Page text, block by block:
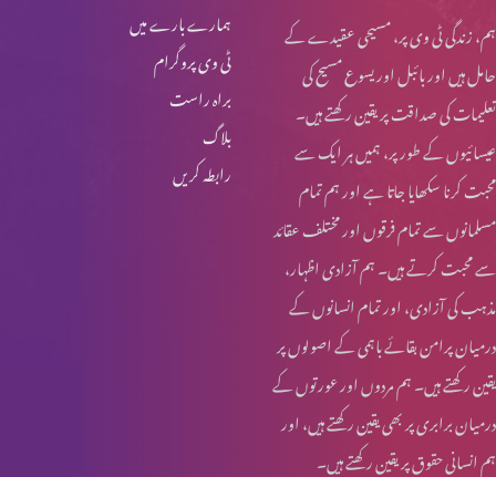
ہمارے بارے میں
ٹی وی پروگرام
براہ راست
بلاگ
رابطہ کریں
ہم، زندگی ٹی وی پر، مسیحی عقیدے کے
حامل ہیں اور بائبل اور یسوع مسیح کی
تعلیمات کی صداقت پر یقین رکھتے ہیں۔
عیسائیوں کے طور پر، ہمیں ہر ایک سے
محبت کرنا سکھایا جاتا ہے اور ہم تمام
مسلمانوں سے تمام فرقوں اور مختلف عقائد
سے محبت کرتے ہیں۔ ہم آزادی اظہار،
مذہب کی آزادی، اور تمام انسانوں کے
درمیان پرامن بقائے باہمی کے اصولوں پر
یقین رکھتے ہیں۔ ہم مردوں اور عورتوں کے
درمیان برابری پر بھی یقین رکھتے ہیں، اور
ہم انسانی حقوق پر یقین رکھتے ہیں۔